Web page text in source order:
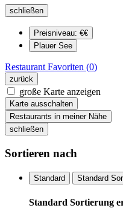
schließen
Preisniveau: €€
Plauer See
Restaurant Favoriten (0)
zurück
große Karte anzeigen
Karte ausschalten
Restaurants in meiner Nähe
schließen
Sortieren nach
Standard Standard
Standard Sortierung